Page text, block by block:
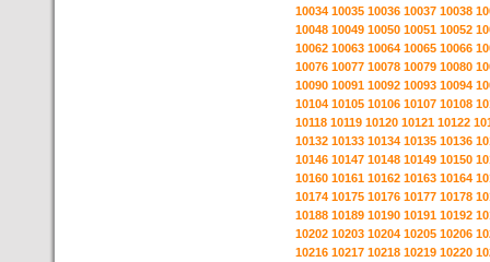
10034 10035 10036 10037 10038
10048 10049 10050 10051 10052
10062 10063 10064 10065 10066
10076 10077 10078 10079 10080
10090 10091 10092 10093 10094
10104 10105 10106 10107 10108
10118 10119 10120 10121 10122
10132 10133 10134 10135 10136
10146 10147 10148 10149 10150
10160 10161 10162 10163 10164
10174 10175 10176 10177 10178
10188 10189 10190 10191 10192
10202 10203 10204 10205 10206
10216 10217 10218 10219 10220